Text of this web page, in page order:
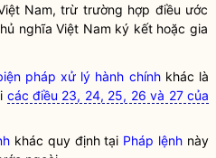
Nam, trừ trường hợp điều ước
nghĩa Việt Nam ký kết hoặc gia
pháp xử lý hành chínhkhác là
các điều 23, 24, 25, 26 và 27 của
khác quy định tại Pháp lệnh này